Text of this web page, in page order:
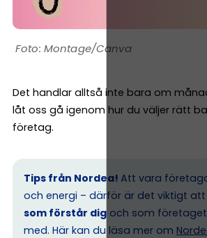
Montage/Canva
Det handlar alltså inte bara om
låt oss gå igenom hur du väljer rätt
företag.
Tips från Nordea! Att vara
och energi – därför är det viktigt att
som förstår dig och som
med. Här kan du läsa mer om